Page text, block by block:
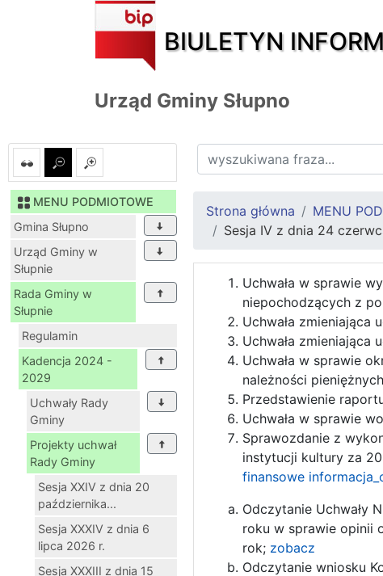
BIULETYN
Urząd Gminy Słupno
MENU PODMIOTOWE
Gmina Słupno
Urząd Gminy w
Słupnie
Rada Gminy w
Słupnie
Regulamin
Kadencja 2024 -
2029
Uchwały Rady
Gminy
Projekty uchwał
Rady Gminy
Sesja XXIV z dnia 20
października...
Sesja XXXIV z dnia 6
lipca 2026 r.
Sesja XXXIII z dnia 15
Strona główna MENU
Sesja IV z dnia 24
Uchwała w sprawie
niepochodzących z
Uchwała zmieniająca
Uchwała zmieniająca
Uchwała w sprawie
należności
Przedstawienie
Uchwała w sprawie
Sprawozdanie z
instytucji kultury za
finansowe
Odczytanie Uchwały
roku w sprawie opinii
rok; zobacz
Odczytanie wniosku